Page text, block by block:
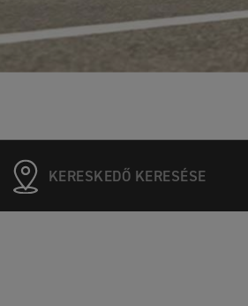
KERESKEDŐ KERESÉSE